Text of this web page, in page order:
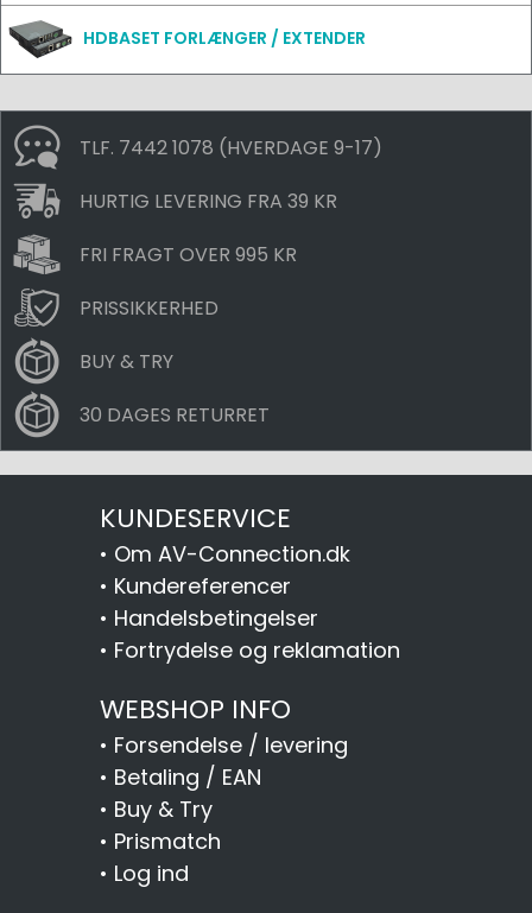
HDBASET FORLÆNGER / EXTENDER
TLF. 7442 1078 (HVERDAGE 9-17)
HURTIG LEVERING FRA 39 KR
FRI FRAGT OVER 995 KR
PRISSIKKERHED
BUY & TRY
30 DAGES RETURRET
KUNDESERVICE
• Om AV-Connection.dk
• Kundereferencer
• Handelsbetingelser
• Fortrydelse og reklamation
WEBSHOP INFO
• Forsendelse / levering
• Betaling / EAN
• Buy & Try
• Prismatch
• Log ind